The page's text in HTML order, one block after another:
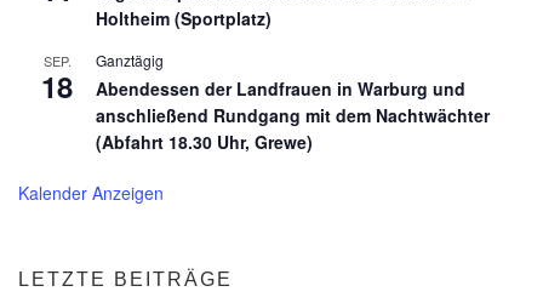
Holtheim (Sportplatz)
SEP.
18
Ganztägig
Abendessen der Landfrauen in Warburg und
anschließend Rundgang mit dem Nachtwächter
(Abfahrt 18.30 Uhr, Grewe)
Kalender Anzeigen
LETZTE BEITRÄGE